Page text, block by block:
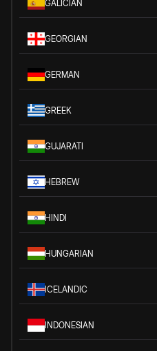
GALICIAN
GEORGIAN
GERMAN
GREEK
GUJARATI
HEBREW
HINDI
HUNGARIAN
ICELANDIC
INDONESIAN